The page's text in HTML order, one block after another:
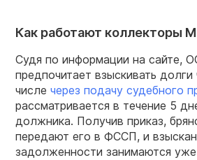
Как работают коллекторы
Судя по информации на сайте,
предпочитает взыскивать
числе через подачу судебного
рассматривается в течение 5
должника. Получив приказ,
передают его в ФССП, и
задолженности занимаются